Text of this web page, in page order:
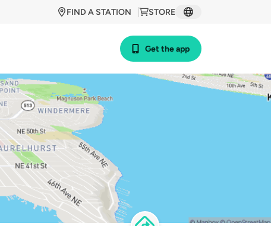
STORE
FIND A STATION
Get the app